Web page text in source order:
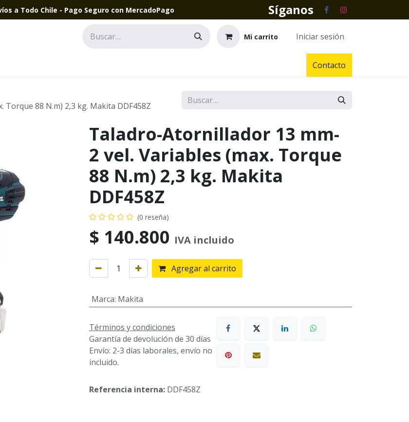
a Todo Chile - Pago Seguro con MercadoPago Síganos
Mi carrito Iniciar sesión
Contacto
88 N.m) 2,3 kg. Makita DDF458Z
Taladro-Atornillador 13 mm-
2 vel. Variables (max. Torque
88 N.m) 2,3 kg. Makita
DDF458Z
(0 reseña)
$ 140.800 IVA incluido
Agregar al carrito
Marca: Makita
Términos y condiciones
Garantía de devolución de 30 días
Envío: 2-3 días laborales, envío no
incluido.
Referencia interna: DDF458Z